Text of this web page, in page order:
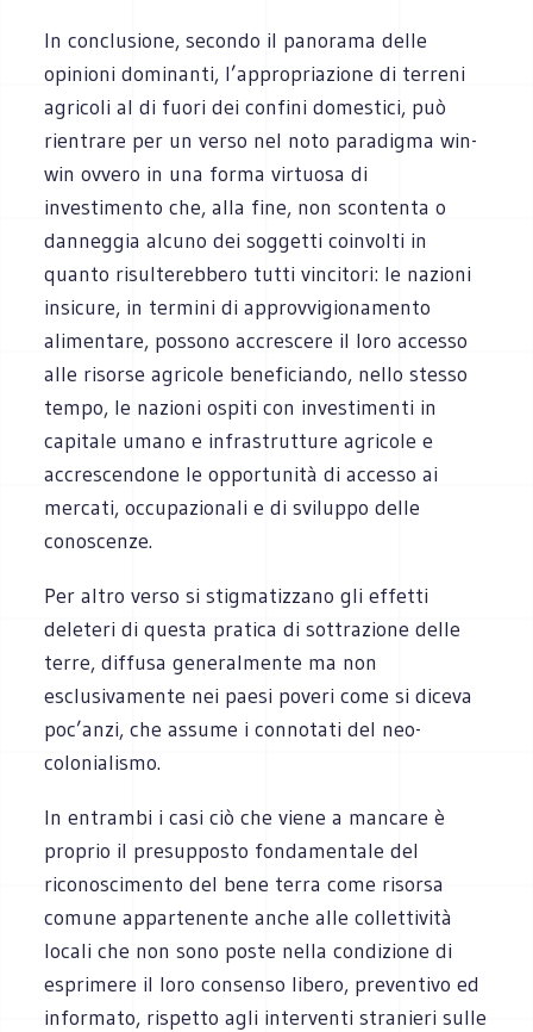
In conclusione, secondo il panorama delle
opinioni dominanti, l’appropriazione di terreni
agricoli al di fuori dei confini domestici, può
rientrare per un verso nel noto paradigma win-
win ovvero in una forma virtuosa di
investimento che, alla fine, non scontenta o
danneggia alcuno dei soggetti coinvolti in
quanto risulterebbero tutti vincitori: le nazioni
insicure, in termini di approvvigionamento
alimentare, possono accrescere il loro accesso
alle risorse agricole beneficiando, nello stesso
tempo, le nazioni ospiti con investimenti in
capitale umano e infrastrutture agricole e
accrescendone le opportunità di accesso ai
mercati, occupazionali e di sviluppo delle
conoscenze.
Per altro verso si stigmatizzano gli effetti
deleteri di questa pratica di sottrazione delle
terre, diffusa generalmente ma non
esclusivamente nei paesi poveri come si diceva
poc’anzi, che assume i connotati del neo-
colonialismo.
In entrambi i casi ciò che viene a mancare è
proprio il presupposto fondamentale del
riconoscimento del bene terra come risorsa
comune appartenente anche alle collettività
locali che non sono poste nella condizione di
esprimere il loro consenso libero, preventivo ed
informato, rispetto agli interventi stranieri sulle